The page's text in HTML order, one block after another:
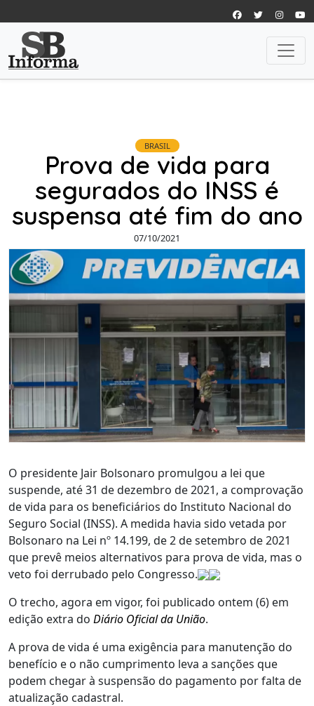
BRASIL
Prova de vida para
segurados do INSS é
suspensa até fim do ano
07/10/2021
O presidente Jair Bolsonaro promulgou a lei que
suspende, até 31 de dezembro de 2021, a comprovação
de vida para os beneficiários do Instituto Nacional do
Seguro Social (INSS). A medida havia sido vetada por
Bolsonaro na Lei nº 14.199, de 2 de setembro de 2021
que prevê meios alternativos para prova de vida, mas o
veto foi derrubado pelo Congresso.
O trecho, agora em vigor, foi publicado ontem (6) em
edição extra do Diário Oficial da União.
A prova de vida é uma exigência para manutenção do
benefício e o não cumprimento leva a sanções que
podem chegar à suspensão do pagamento por falta de
atualização cadastral.